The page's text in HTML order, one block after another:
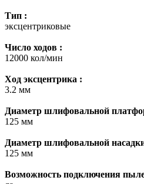
Тип :
эксцентриковые
Число ходов :
12000 кол/мин
Ход эксцентрика :
3.2 мм
Диаметр шлифовальной
125 мм
Диаметр шлифовальной
125 мм
Возможность подключения